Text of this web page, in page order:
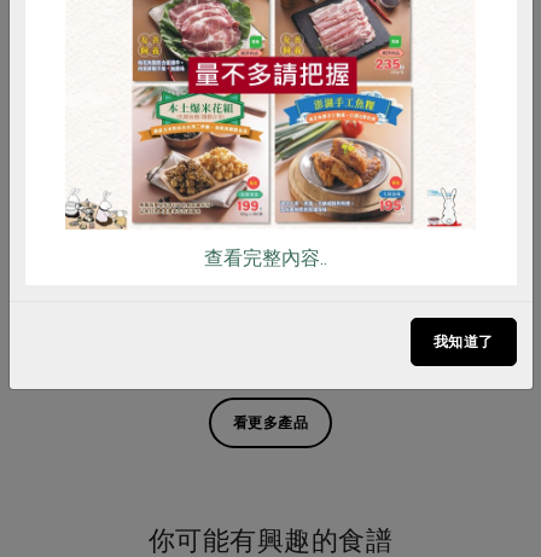
浤良食品股份有限公司
鹹蛋黃(浤良)
虎尾鎮雜糧產銷班第四班
花生仁(王建朝)-600g/包
600公克
看更多產品
你可能有興趣的食譜
RPET 食譜 減硝酸鹽
雞蛋 食安 共同購買
查看完整內容..
我知道了